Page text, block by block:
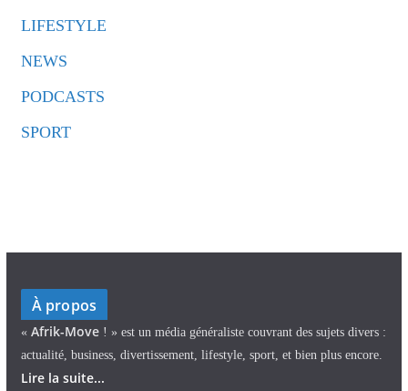
LIFESTYLE
NEWS
PODCASTS
SPORT
À propos
« Afrik-Move ! » est un média généraliste couvrant des sujets divers :
actualité, business, divertissement, lifestyle, sport, et bien plus encore.
Lire la suite...